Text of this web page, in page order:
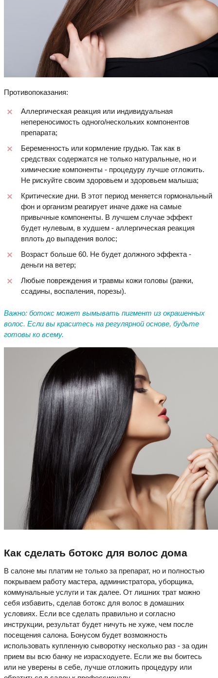
Противопоказания:
Аллергическая реакция или индивидуальная
непереносимость одного/нескольких компонентов
препарата;
Беременность или кормление грудью. Так как в
средствах содержатся не только натуральные, но и
химические компоненты - процедуру лучше отложить.
Не рискуйте своим здоровьем и здоровьем малыша;
Критические дни. В этот период меняется гормональный
фон и организм реагирует иначе даже на самые
привычные компоненты. В лучшем случае эффект
будет нулевым, в худшем - аллергическая реакция
вплоть до выпадения волос;
Возраст больше 60. Не будет должного эффекта -
деньги на ветер;
Любые повреждения и травмы кожи головы (ранки,
ссадины, воспаления, порезы).
Важно: ботокс может вымывать пигмент из окрашенных
волос. Если вы краситесь на регулярной основе, будьте
готовы ко всему.
Как сделать ботокс для волос дома
В салоне мы платим не только за препарат, но и полностью
покрываем работу мастера, администратора, уборщика,
коммунальные услуги и так далее. От лишних трат можно
себя избавить, сделав ботокс для волос в домашних
условиях. Если все сделать правильно и согласно
инструкции, результат будет ничуть не хуже, чем после
посещения салона. Бонусом будет возможность
использовать купленную сыворотку несколько раз - за один
прием вы всю банку не израсходуете. Если же вы боитесь
или не уверены в себе, лучше отложить процедуру или